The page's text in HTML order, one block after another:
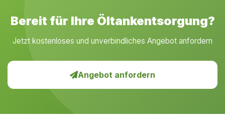
Bereit für Ihre Öltankentsorgung?
Jetzt kostenloses und unverbindliches Angebot anfordern
Angebot anfordern